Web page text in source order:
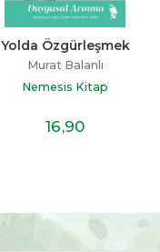
Yolda Özgürleşmek
Murat Balanlı
Nemesis Kitap
16,90